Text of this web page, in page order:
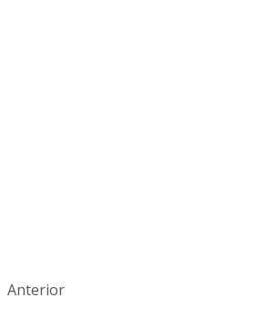
Anterior